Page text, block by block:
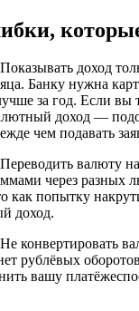
Показывать доход
Банку нужна
за год. Если вы
доход —
чем подавать
Переводить валюту
через разных
как попытку
доход.
Не конвертировать
рублёвых
вашу